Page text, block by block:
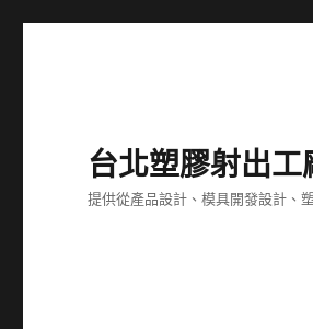
台北塑膠射出工
提供從產品設計、模具開發設計、